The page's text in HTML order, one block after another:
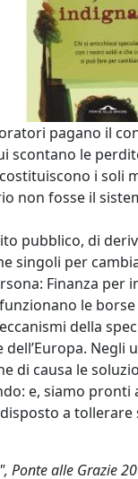
pagano il
scontano le
i soli
non fosse il
pubblico, di
singoli per
Finanza
le
della
dell’Europa.
di causa le
e, siamo
a
Ponte alle Grazie